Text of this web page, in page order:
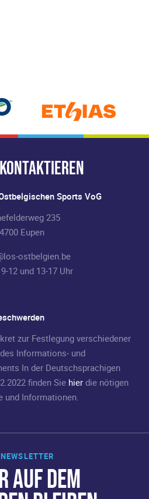
AUF DEM
Sports VoG
235
Eupen
ostbelgien.be
12 und 13-17 Uhr
zur Festlegung verschiedener
Informations- und
In der Deutschsprachigen
finden Sie hier die nötigen
und Informationen.